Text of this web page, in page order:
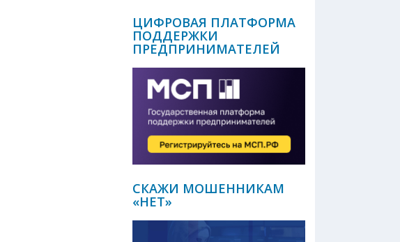
ЦИФРОВАЯ ПЛАТФОРМА
ПОДДЕРЖКИ
ПРЕДПРИНИМАТЕЛЕЙ
СКАЖИ МОШЕННИКАМ
«НЕТ»